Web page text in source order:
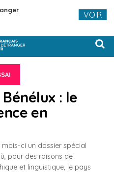
: le
en
ci un dossier spécial
pour des raisons de
et linguistique, le pays
VOIR